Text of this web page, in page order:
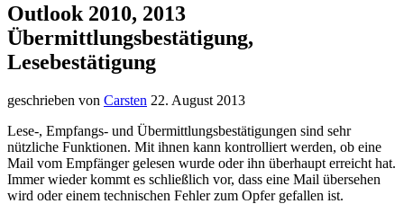
Outlook 2010, 2013
Übermittlungsbestätigung,
Lesebestätigung
geschrieben von Carsten 22. August 2013
Lese-, Empfangs- und Übermittlungsbestätigungen sind sehr
nützliche Funktionen. Mit ihnen kann kontrolliert werden, ob eine
Mail vom Empfänger gelesen wurde oder ihn überhaupt erreicht hat.
Immer wieder kommt es schließlich vor, dass eine Mail übersehen
wird oder einem technischen Fehler zum Opfer gefallen ist.